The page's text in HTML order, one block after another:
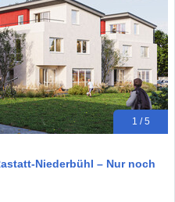
1 / 5
Niederbühl – Nur noch